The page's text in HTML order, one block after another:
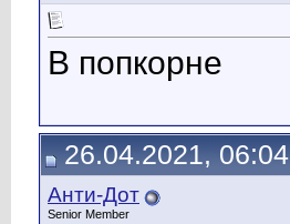
В попкорне
26.04.2021, 06:04
Анти-Дот
Senior Member